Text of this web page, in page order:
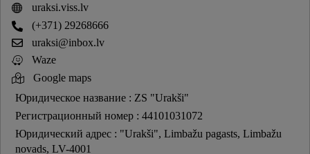
uraksi.viss.lv
(+371) 29268666
uraksi@inbox.lv
Waze
Google maps
Юридическое название : ZS "Urakši"
Регистрационный номер : 44101031072
Юридический адрес : "Urakši", Limbažu pagasts, Limbažu
novads, LV-4001